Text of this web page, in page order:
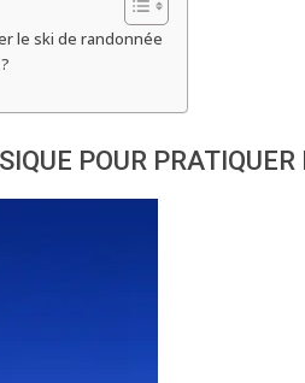
le ski de randonnée
POUR